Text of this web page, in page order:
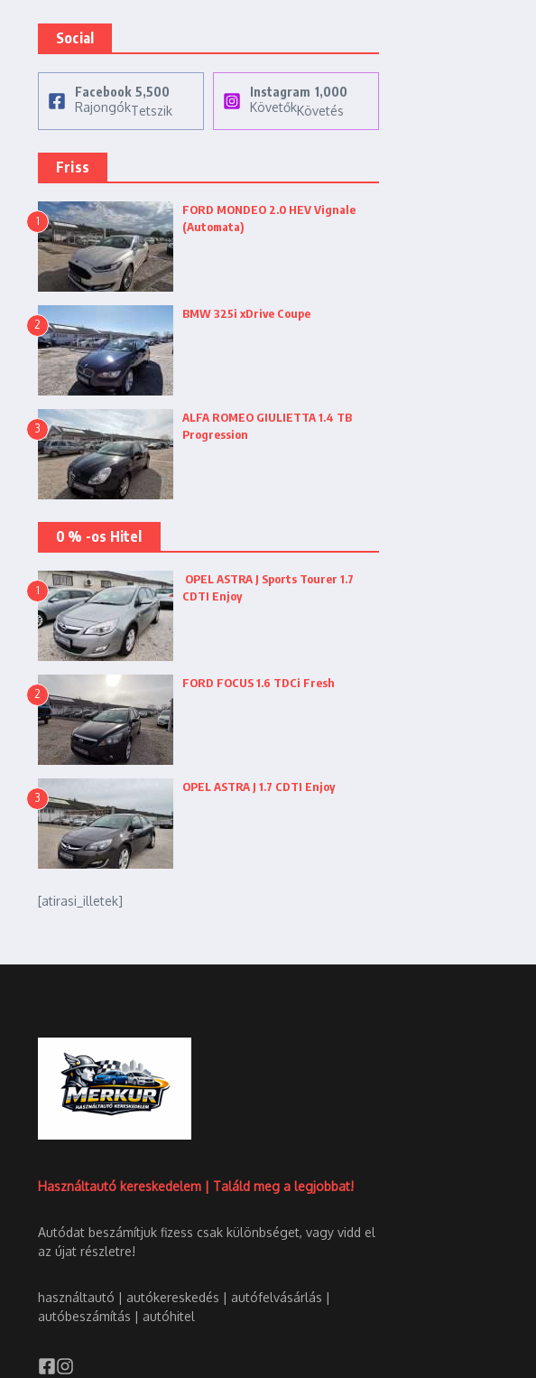
Social
Facebook 5,500
RajongókTetszik
Instagram 1,000
KövetőkKövetés
Friss
1
FORD MONDEO 2.0 HEV Vignale
(Automata)
2
BMW 325i xDrive Coupe
3
ALFA ROMEO GIULIETTA 1.4 TB
Progression
0 % -os Hitel
1
OPEL ASTRA J Sports Tourer 1.7
CDTI Enjoy
2
FORD FOCUS 1.6 TDCi Fresh
3
OPEL ASTRA J 1.7 CDTI Enjoy
[atirasi_illetek]
Használtautó kereskedelem | Találd meg a legjobbat!
Autódat beszámítjuk fizess csak különbséget, vagy vidd el
az újat részletre!
használtautó | autókereskedés | autófelvásárlás |
autóbeszámítás | autóhitel